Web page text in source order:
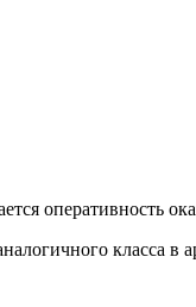
оперативность
класса в